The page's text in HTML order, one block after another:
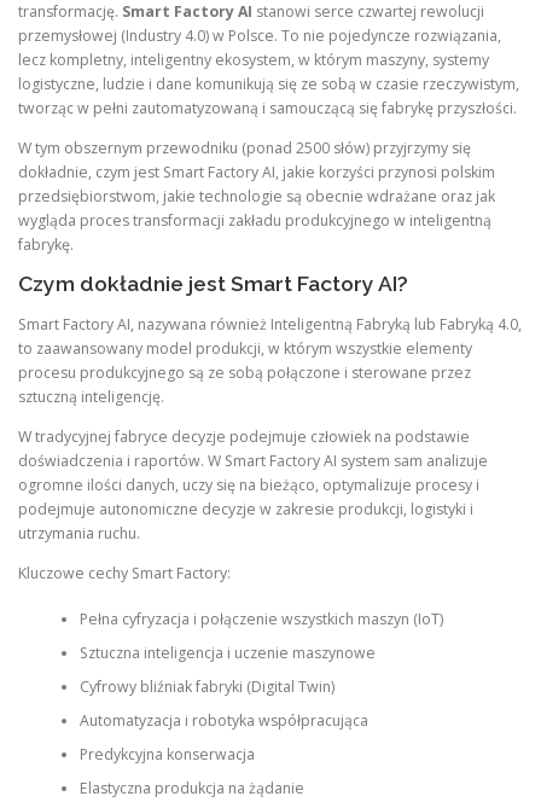
transformację. Smart Factory AI stanowi serce czwartej rewolucji
przemysłowej (Industry 4.0) w Polsce. To nie pojedyncze rozwiązania,
lecz kompletny, inteligentny ekosystem, w którym maszyny, systemy
logistyczne, ludzie i dane komunikują się ze sobą w czasie rzeczywistym,
tworząc w pełni zautomatyzowaną i samouczącą się fabrykę przyszłości.
W tym obszernym przewodniku (ponad 2500 słów) przyjrzymy się
dokładnie, czym jest Smart Factory AI, jakie korzyści przynosi polskim
przedsiębiorstwom, jakie technologie są obecnie wdrażane oraz jak
wygląda proces transformacji zakładu produkcyjnego w inteligentną
fabrykę.
Czym dokładnie jest Smart Factory AI?
Smart Factory AI, nazywana również Inteligentną Fabryką lub Fabryką 4.0,
to zaawansowany model produkcji, w którym wszystkie elementy
procesu produkcyjnego są ze sobą połączone i sterowane przez
sztuczną inteligencję.
W tradycyjnej fabryce decyzje podejmuje człowiek na podstawie
doświadczenia i raportów. W Smart Factory AI system sam analizuje
ogromne ilości danych, uczy się na bieżąco, optymalizuje procesy i
podejmuje autonomiczne decyzje w zakresie produkcji, logistyki i
utrzymania ruchu.
Kluczowe cechy Smart Factory:
Pełna cyfryzacja i połączenie wszystkich maszyn (IoT)
Sztuczna inteligencja i uczenie maszynowe
Cyfrowy bliźniak fabryki (Digital Twin)
Automatyzacja i robotyka współpracująca
Predykcyjna konserwacja
Elastyczna produkcja na żądanie